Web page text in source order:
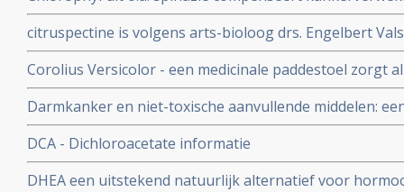
stofje veel en voornamelijk voorkomend in rood vlees
citruspectine is volgens arts-bioloog drs. Engelbert
voedingssupplement bij o.a. prostaatkanker en
Corolius Versicolor - een medicinale paddestoel zorgt
77% verhoogde T-cel activiteit bij 36 patiënten met het
Vermoeidheids Syndroom en/of verstoorde
Darmkanker en niet-toxische aanvullende middelen:
effectieve niet-toxische behandelingen, middelen en
DCA - Dichloroacetate informatie
DHEA een uitstekend natuurlijk alternatief voor